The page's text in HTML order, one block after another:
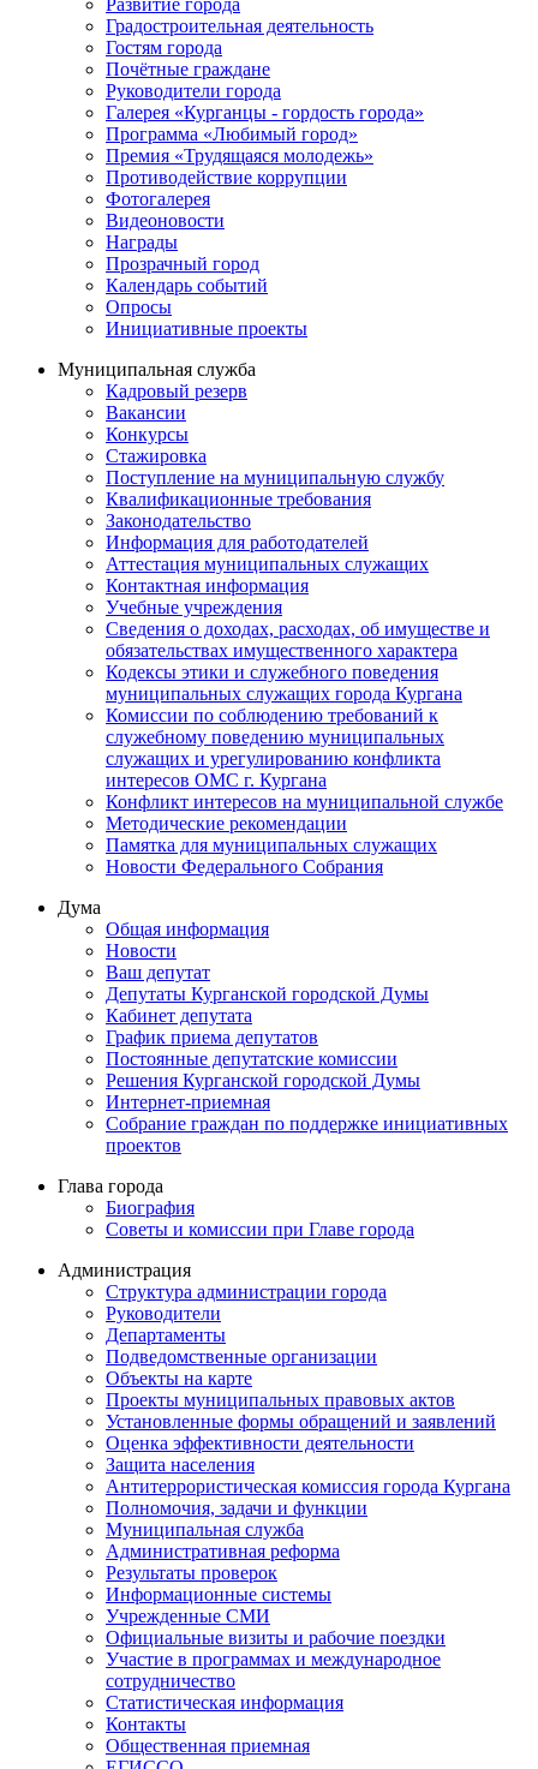
Градостроительная деятельность
Гостям города
Почётные граждане
Руководители города
Галерея «Курганцы - гордость города»
Программа «Любимый город»
Премия «Трудящаяся молодежь»
Противодействие коррупции
Фотогалерея
Видеоновости
Награды
Прозрачный город
Календарь событий
Опросы
Инициативные проекты
Муниципальная служба
Кадровый резерв
Вакансии
Конкурсы
Стажировка
Поступление на муниципальную службу
Квалификационные требования
Законодательство
Информация для работодателей
Аттестация муниципальных служащих
Контактная информация
Учебные учреждения
Сведения о доходах, расходах, об имуществе и
обязательствах имущественного характера
Кодексы этики и служебного поведения
муниципальных служащих города Кургана
Комиссии по соблюдению требований к
служебному поведению муниципальных
служащих и урегулированию конфликта
интересов ОМС г. Кургана
Конфликт интересов на муниципальной службе
Методические рекомендации
Памятка для муниципальных служащих
Новости Федерального Cобрания
Дума
Общая информация
Новости
Ваш депутат
Депутаты Курганской городской Думы
Кабинет депутата
График приема депутатов
Постоянные депутатские комиссии
Решения Курганской городской Думы
Интернет-приемная
Собрание граждан по поддержке инициативных
проектов
Глава города
Биография
Советы и комиссии при Главе города
Администрация
Структура администрации города
Руководители
Департаменты
Подведомственные организации
Объекты на карте
Проекты муниципальных правовых актов
Установленные формы обращений и заявлений
Оценка эффективности деятельности
Защита населения
Антитеррористическая комиссия города Кургана
Полномочия, задачи и функции
Муниципальная служба
Административная реформа
Результаты проверок
Информационные системы
Учрежденные СМИ
Официальные визиты и рабочие поездки
Участие в программах и международное
сотрудничество
Статистическая информация
Контакты
Общественная приемная